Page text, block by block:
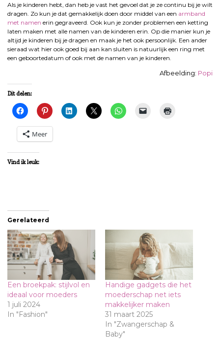
Als je kinderen hebt, dan heb je vast het gevoel dat je ze continu bij je wilt
dragen. Zo kun je dat gemakkelijk doen door middel van een armband
met namen erin gegraveerd. Ook kun je zonder problemen een ketting
laten maken met alle namen van de kinderen erin. Op die manier kun je
altijd je kinderen bij je dragen en maak je het ook persoonlijk. Een ander
sieraad wat hier ook goed bij aan kan sluiten is natuurlijk een ring met
een geboortedatum of ook met de namen van je kinderen.
Afbeelding: Popi
Dit delen:
Meer
Vind ik leuk:
Gerelateerd
Een broekpak: stijlvol en
ideaal voor moeders
1 juli 2024
In "Fashion"
Handige gadgets die het
moederschap net iets
makkelijker maken
31 maart 2025
In "Zwangerschap &
Baby"